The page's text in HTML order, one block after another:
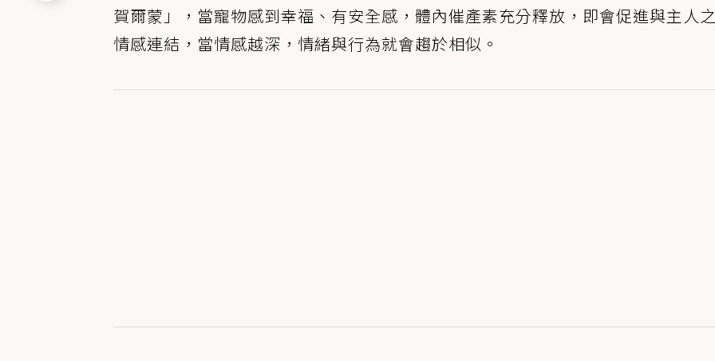
賀爾蒙」，當寵物感到幸福、有安全感，體內催產素充分釋放，即會促進與主人
情感連結，當情感越深，情緒與行為就會趨於相似。